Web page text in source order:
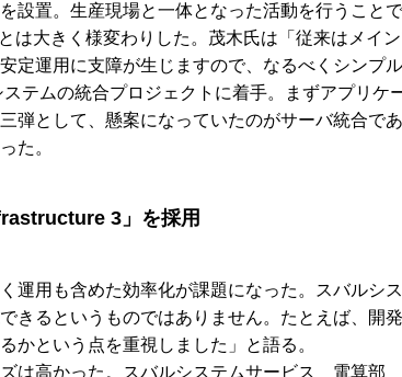
設置。生産現場と一体となった活動を行うこと
は大きく様変わりした。茂木氏は「従来はメイ
定運用に支障が生じますので、なるべくシンプ
テムの統合プロジェクトに着手。まずアプリ
弾として、懸案になっていたのがサーバ統合で
た。
3」を採用
く運用も含めた効率化が課題になった。ス
きるというものではありません。たとえば、開
かという点を重視しました」と語る。
ズは高かった。スバルシステムサービス 電算